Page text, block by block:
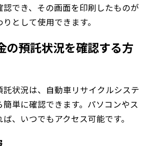
でき、その画面を印刷したものが
として使用できます。
の預託状況を確認する方
託状況は、自動車リサイクルシステ
単に確認できます。パソコンやス
、いつでもアクセス可能です。